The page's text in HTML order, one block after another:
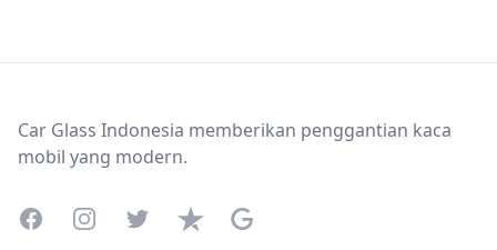
Car Glass Indonesia memberikan penggantian kaca
mobil yang modern.
FacebookInstagramTwitterTrustpilotGoogle Business Profile